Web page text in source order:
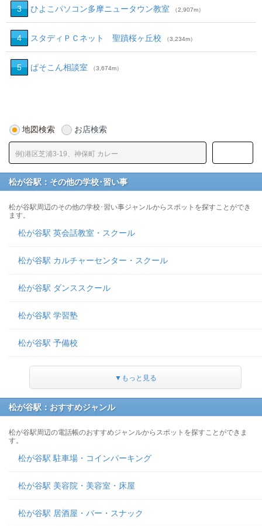
3 ひよこパソコン多摩ニュータウン教室 （2,907m）
4 スタディＰＣネット 聖蹟桜ヶ丘校 （3,234m）
5 ぱそこん相談室 （3,674m）
地図検索 お店検索
松が谷駅：その他の学校･習い事
松が谷駅周辺のその他の学校･習い事ジャンルからスポットを探すことができ
ます。
松が谷駅 英会話教室・スクール
松が谷駅 カルチャーセンター・スクール
松が谷駅 ダンススクール
松が谷駅 学習塾
松が谷駅 予備校
▼もっと見る
松が谷駅：おすすめジャンル
松が谷駅周辺の電話帳のおすすめジャンルからスポットを探すことができま
す。
松が谷駅 駐車場・コインパーキング
松が谷駅 美容院・美容室・床屋
松が谷駅 居酒屋・バー・スナック